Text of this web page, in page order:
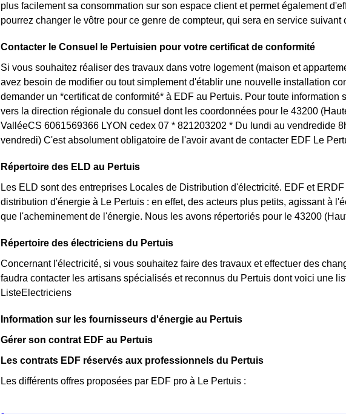
plus facilement sa consommation sur son espace client et permet également
pourrez changer le vôtre pour ce genre de compteur, qui sera en service suivant
Contacter le Consuel le Pertuisien pour votre certificat de conformité
Si vous souhaitez réaliser des travaux dans votre logement (maison et
avez besoin de modifier ou tout simplement d'établir une nouvelle installation
demander un *certificat de conformité* à EDF au Pertuis. Pour toute information
vers la direction régionale du consuel dont les coordonnées pour le 43200
ValléeCS 6061569366 LYON cedex 07 * 821203202 * Du lundi au vendredide
vendredi) C'est absolument obligatoire de l'avoir avant de contacter EDF Le
Répertoire des ELD au Pertuis
Les ELD sont des entreprises Locales de Distribution d'électricité. EDF et
distribution d'énergie à Le Pertuis : en effet, des acteurs plus petits, agissant à
que l'acheminement de l'énergie. Nous les avons répertoriés pour le 43200
Répertoire des électriciens du Pertuis
Concernant l'électricité, si vous souhaitez faire des travaux et effectuer des
faudra contacter les artisans spécialisés et reconnus du Pertuis dont voici une
ListeElectriciens
Information sur les fournisseurs d'énergie au Pertuis
Gérer son contrat EDF au Pertuis
Les contrats EDF réservés aux professionnels du Pertuis
Les différents offres proposées par EDF pro à Le Pertuis :